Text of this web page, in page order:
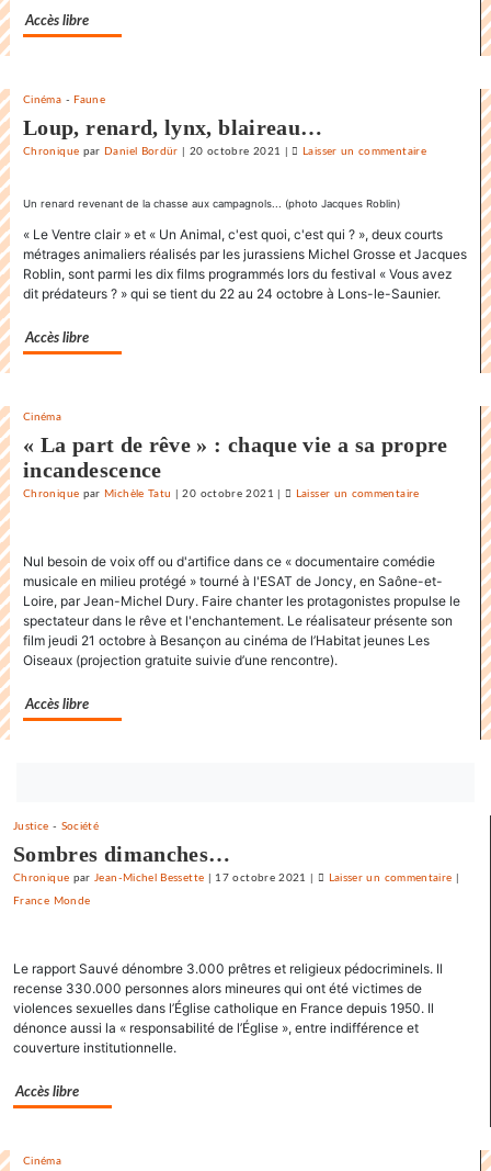
Accès libre
Cinéma - Faune
Loup, renard, lynx, blaireau…
Chronique par Daniel Bordür 20 octobre 2021 Laisser un commentaire
Karnawal
Un renard revenant de la chasse aux campagnols... (photo Jacques Roblin)
« Le Ventre clair » et « Un Animal, c'est quoi, c'est qui ? », deux courts
métrages animaliers réalisés par les jurassiens Michel Grosse et Jacques
Roblin, sont parmi les dix films programmés lors du festival « Vous avez
dit prédateurs ? » qui se tient du 22 au 24 octobre à Lons-le-Saunier.
Accès libre
Cinéma
« La part de rêve » : chaque vie a sa propre
incandescence
Chronique par Michèle Tatu |20 octobre 2021 Laisser un commentaire
endiablée
du
«
Nul besoin de voix off ou d'artifice dans ce « documentaire comédie
musicale en milieu protégé » tourné à l'ESAT de Joncy, en Saône-et-
Loire, par Jean-Michel Dury. Faire chanter les protagonistes propulse le
spectateur dans le rêve et l'enchantement. Le réalisateur présente son
film jeudi 21 octobre à Besançon au cinéma de l’Habitat jeunes Les
Oiseaux (projection gratuite suivie d’une rencontre).
Accès libre
vous
maintenant
Justice - Société
Sombres dimanches…
Chronique par Jean-Michel Bessette 17 octobre 2021 Laisser un commentaire
France Monde
Le rapport Sauvé dénombre 3.000 prêtres et religieux pédocriminels. Il
recense 330.000 personnes alors mineures qui ont été victimes de
violences sexuelles dans l’Église catholique en France depuis 1950. Il
dénonce aussi la « responsabilité de l’Église », entre indifférence et
couverture institutionnelle.
Accès libre
Cinéma